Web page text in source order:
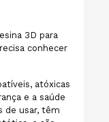
3D para
conhecer
atóxicas
e a saúde
de usar, têm